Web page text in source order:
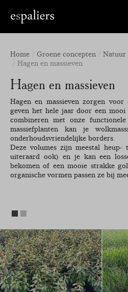
Home Groene concepten
Natuur
Hagen en massieven
Hagen en massieven
Hagen en massieven zorgen
geven het hele jaar door een
combineren met onze
massiefplanten kan je
onderhoudsvriendelijke borders.
Deze volumes zijn meestal heup-
uiteraard ook) en je kan een
bekomen of een mooie strakke
organische vormen passen ze bij